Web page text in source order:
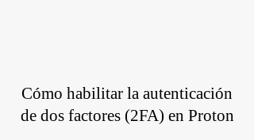
Cómo habilitar la autenticación
de dos factores (2FA) en Proton